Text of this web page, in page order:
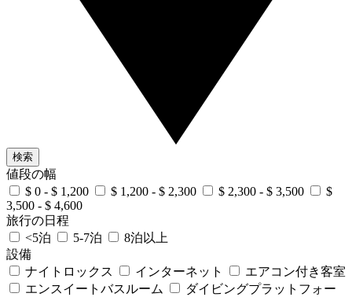
検索
値段の幅
$ 0 - $ 1,200
$ 1,200 - $ 2,300 $ 2,300 - $ 3,500
$
3,500 - $ 4,600
旅行の日程
<5泊
5-7泊
8泊以上
設備
ナイトロックス
インターネット
エアコン付き客室
エンスイートバスルーム
ダイビングプラットフォー